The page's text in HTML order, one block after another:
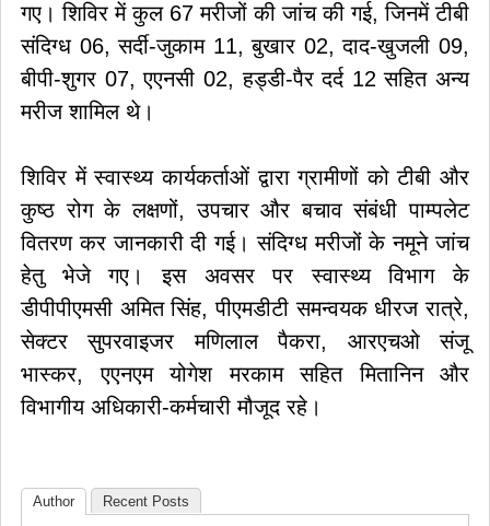
गए। शिविर में कुल 67 मरीजों की जांच की गई, जिनमें टीबी
संदिग्ध 06, सर्दी-जुकाम 11, बुखार 02, दाद-खुजली 09,
बीपी-शुगर 07, एएनसी 02, हड्डी-पैर दर्द 12 सहित अन्य
मरीज शामिल थे।
शिविर में स्वास्थ्य कार्यकर्ताओं द्वारा ग्रामीणों को टीबी और
कुष्ठ रोग के लक्षणों, उपचार और बचाव संबंधी पाम्पलेट
वितरण कर जानकारी दी गई। संदिग्ध मरीजों के नमूने जांच
हेतु भेजे गए। इस अवसर पर स्वास्थ्य विभाग के
डीपीपीएमसी अमित सिंह, पीएमडीटी समन्वयक धीरज रात्रे,
सेक्टर सुपरवाइजर मणिलाल पैकरा, आरएचओ संजू
भास्कर, एएनएम योगेश मरकाम सहित मितानिन और
विभागीय अधिकारी-कर्मचारी मौजूद रहे।
Author Recent Posts